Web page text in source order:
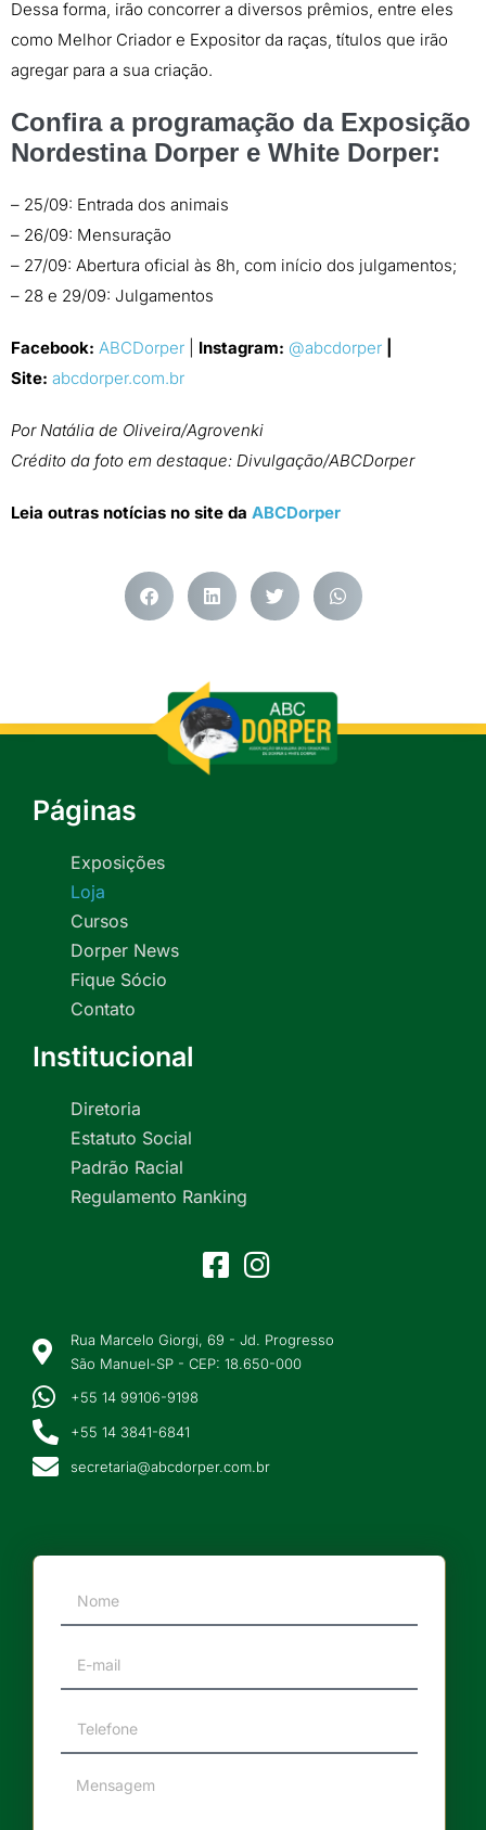
Dessa forma, irão concorrer a diversos prêmios, entre eles
como Melhor Criador e Expositor da raças, títulos que irão
agregar para a sua criação.
Confira a programação da Exposição
Nordestina Dorper e White Dorper:
– 25/09: Entrada dos animais
– 26/09: Mensuração
– 27/09: Abertura oficial às 8h, com início dos julgamentos;
– 28 e 29/09: Julgamentos
Facebook: ABCDorper Instagram: @abcdorper
Site: abcdorper.com.br
Por Natália de Oliveira/Agrovenki
Crédito da foto em destaque: Divulgação/ABCDorper
Leia outras notícias no site da ABCDorper
Páginas
Exposições
Loja
Cursos
Dorper News
Fique Sócio
Contato
Institucional
Diretoria
Estatuto Social
Padrão Racial
Regulamento Ranking
Rua Marcelo Giorgi, 69 - Jd. Progresso
São Manuel-SP - CEP: 18.650-000
+55 14 99106-9198
+55 14 3841-6841
secretaria@abcdorper.com.br